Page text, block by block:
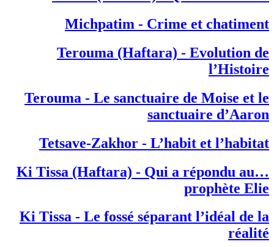
Michpatim - Crime et chatiment
Terouma (Haftara) - Evolution de
l’Histoire
Terouma - Le sanctuaire de Moise et le
sanctuaire d’Aaron
Tetsave-Zakhor - L’habit et l’habitat
…Ki Tissa (Haftara) - Qui a répondu au
prophète Elie
Ki Tissa - Le fossé séparant l’idéal de la
réalité